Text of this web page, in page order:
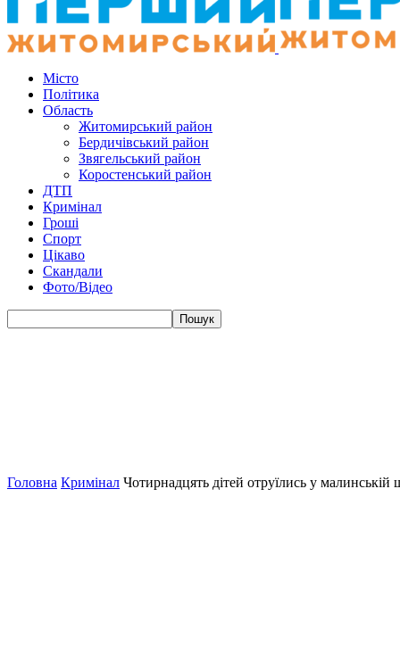
Місто
Політика
Область
Житомирський район
Бердичівський район
Звягельський район
Коростенський район
ДТП
Кримінал
Гроші
Спорт
Цікаво
Скандали
Фото/Відео
Головна Кримінал Чотирнадцять дітей отруїлись у малинській